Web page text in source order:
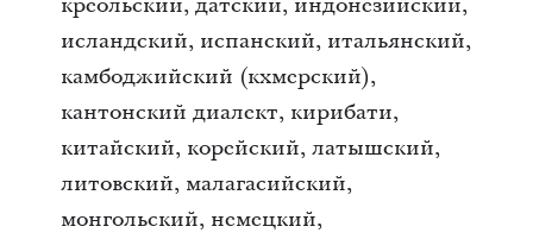
исландский, испанский, итальянский,
камбоджийский (кхмерский),
кантонский диалект, кирибати,
китайский, корейский, латышский,
литовский, малагасийский,
монгольский, немецкий,